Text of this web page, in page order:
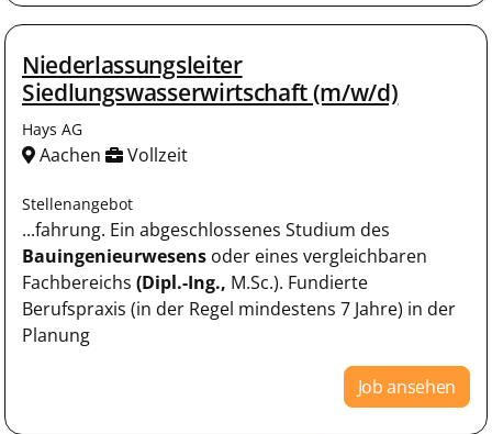
Niederlassungsleiter
Siedlungswasserwirtschaft (m/w/d)
Hays AG
Aachen Vollzeit
Stellenangebot
...fahrung. Ein abgeschlossenes Studium des
Bauingenieurwesens oder eines vergleichbaren
Fachbereichs (Dipl.-Ing., M.Sc.). Fundierte
Berufspraxis (in der Regel mindestens 7 Jahre) in der
Planung
Job ansehen